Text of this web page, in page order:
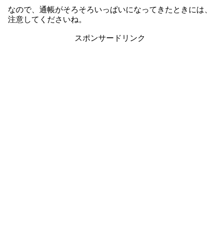
なので、通帳がそろそろいっぱいになってきたときには、
注意してくださいね。
スポンサードリンク